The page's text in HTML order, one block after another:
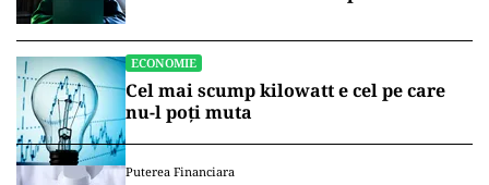
ECONOMIE
Cel mai scump kilowatt e cel pe care
nu-l poți muta
Puterea Financiara